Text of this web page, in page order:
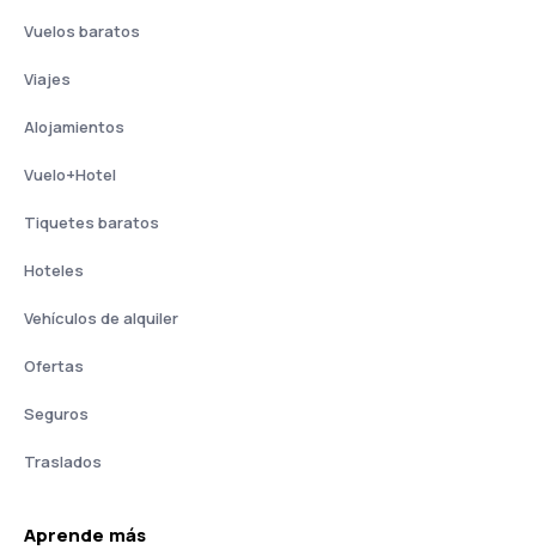
Vuelos baratos
Viajes
Alojamientos
Vuelo+Hotel
Tiquetes baratos
Hoteles
Vehículos de alquiler
Ofertas
Seguros
Traslados
Aprende más